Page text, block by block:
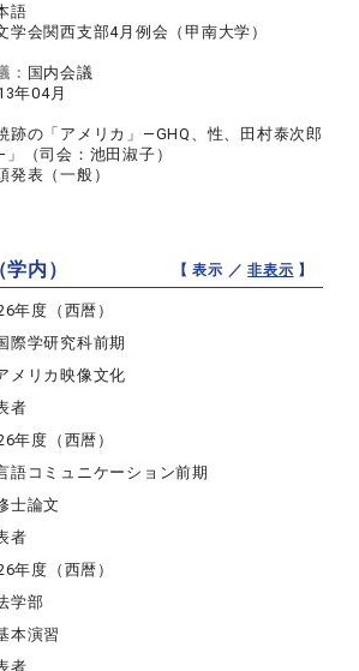
語
学会関西支部4月例会（甲南大学）
： 国内会議
年04月
跡の「アメリカ」―GHQ、性、田村泰次郎
」（司会：池田淑子）
発表（一般）
内） 【 表示 ／非表示 】
年度（西暦）
際学研究科前期
メリカ映像文化
者
年度（西暦）
語コミュニケーション前期
士論文
者
年度（西暦）
学部
本演習
者